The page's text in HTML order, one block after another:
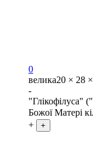
0
велика20 × 28
-
"Глікофілуса"
Божої Матері
+
+